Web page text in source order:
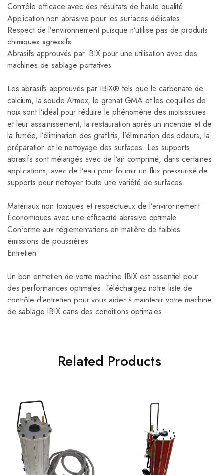
Contrôle efficace avec des résultats de haute qualité
Application non abrasive pour les surfaces délicates
Respect de l’environnement puisque n’utilise pas de produits
chimiques agressifs
Abrasifs approuvés par IBIX pour une utilisation avec des
machines de sablage portatives
Les abrasifs approuvés par IBIX® tels que le carbonate de
calcium, la soude Armex, le grenat GMA et les coquilles de
noix sont l’idéal pour réduire le phénomène des moisissures
et leur assainissement, la restauration après un incendie et de
la fumée, l’élimination des graffitis, l’élimination des odeurs, la
préparation et le nettoyage des surfaces. Les supports
abrasifs sont mélangés avec de l’air comprimé, dans certaines
applications, avec de l’eau pour fournir un flux pressurisé de
supports pour nettoyer toute une variété de surfaces.
Matériaux non toxiques et respectueux de l’environnement
Économiques avec une efficacité abrasive optimale
Conforme aux réglementations en matière de faibles
émissions de poussières
Entretien
Un bon entretien de votre machine IBIX est essentiel pour
des performances optimales. Téléchargez notre liste de
contrôle d’entretien pour vous aider à maintenir votre machine
de sablage IBIX dans des conditions optimales.
Related Products